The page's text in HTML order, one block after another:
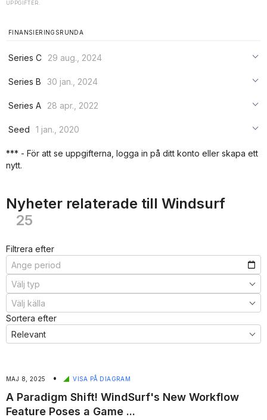
UPPGIFTER.
FINANSIERINGSRUNDA
Series C
29 aug., 2024
***
Series B
30 jan., 2024
***
Series A
28 apr., 2022
***
Seed
1 jan., 2020
***
*** - För att se uppgifterna, logga in på ditt konto eller skapa ett
nytt.
Nyheter relaterade till Windsurf
25
Filtrera efter
Sortera efter
MAJ 8, 2025 • VISA PÅ DIAGRAM
A Paradigm Shift! WindSurf's New Workflow
Feature Poses a Game ...